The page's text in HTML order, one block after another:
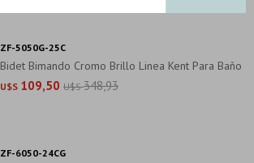
Bidet Bimando Cromo Brillo Linea Kent Para Baño
U$S 109,50 U$S 348,93
ZF-5050G-25C
ZF-6050-24CG